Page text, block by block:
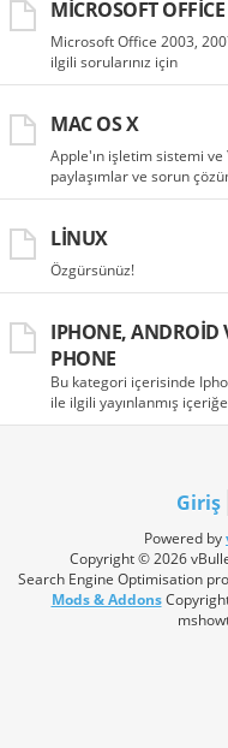
MICROSOFT OFFICE
Microsoft Office 2003,
ilgili sorularınız için
MAC OS X
Apple'ın işletim sistemi ve
paylaşımlar ve sorun
LINUX
Özgürsünüz!
IPHONE, ANDROID
PHONE
Bu kategori içerisinde
ile ilgili yayınlanmış
Giriş
Powered by
Copyright © 2026
Search Engine Optimisation
Mods & Addons